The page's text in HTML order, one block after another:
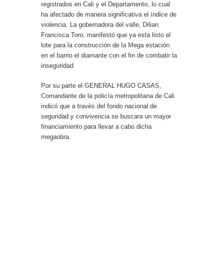
registrados en Cali y el Departamento, lo cual
ha afectado de manera significativa el índice de
violencia. La gobernadora del valle, Dilian
Francisca Toro, manifestó que ya esta listo el
lote para la construcción de la Mega estación
en el barrio el diamante con el fin de combatir la
inseguridad.
Por su parte el GENERAL HUGO CASAS,
Comandante de la policía metropolitana de Cali
indicó que a través del fondo nacional de
seguridad y convivencia se buscara un mayor
financiamiento para llevar a cabo dicha
megaobra.